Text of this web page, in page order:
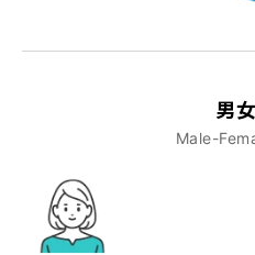
男
Male-